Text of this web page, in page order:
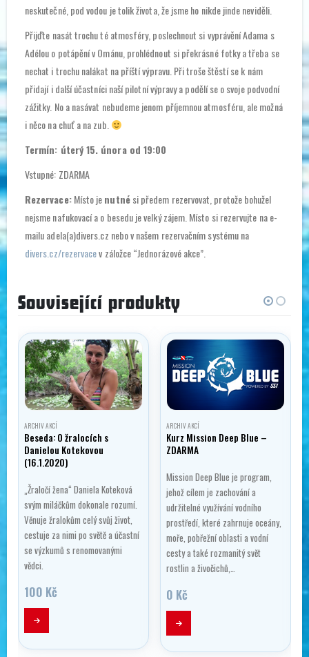
neskutečné, pod vodou je tolik života, že jsme ho nikde jinde neviděli.
Přijďte nasát trochu té atmosféry, poslechnout si vyprávění Adama s
Adélou o potápění v Ománu, prohlédnout si překrásné fotky a třeba se
nechat i trochu nalákat na příští výpravu. Při troše štěstí se k nám
přidají i další účastníci naší pilotní výpravy a podělí se o svoje podvodní
zážitky. No a nasávat nebudeme jenom příjemnou atmosféru, ale možná
i něco na chuť a na zub.
Termín: úterý 15. února od 19:00
Vstupné: ZDARMA
Rezervace:Místo jenutnési předem rezervovat, protože bohužel
nejsme nafukovací a o besedu je velký zájem. Místo si rezervujte na e-
mailu adela(a)divers.cz nebo v našem rezervačním systému na
divers.cz/rezervacev záložce “Jednorázové akce”.
Související produkty
ARCHIV AKCÍ
Beseda: O žralocích s
Danielou Kotekovou
(16.1.2020)
„Žraločí žena“ Daniela Koteková
svým miláčkům dokonale rozumí.
Věnuje žralokům celý svůj život,
cestuje za nimi po světě a účastní
se výzkumů s renomovanými
vědci.
100 Kč
ARCHIV AKCÍ
Kurz Mission Deep Blue –
ZDARMA
Mission Deep Blue je program,
jehož cílem je zachování a
udržitelné využívání vodního
prostředí, které zahrnuje oceány,
moře, pobřežní oblasti a vodní
cesty a také rozmanitý svět
rostlin a živočichů,…
0 Kč